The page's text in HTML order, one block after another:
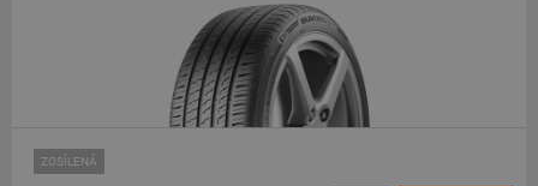
ZOSÍLENÁ